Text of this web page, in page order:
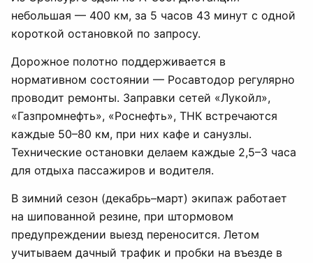
небольшая — 400 км, за 5 часов 43 минут с одной
короткой остановкой по запросу.
Дорожное полотно поддерживается в
нормативном состоянии — Росавтодор регулярно
проводит ремонты. Заправки сетей «Лукойл»,
«Газпромнефть», «Роснефть», ТНК встречаются
каждые 50–80 км, при них кафе и санузлы.
Технические остановки делаем каждые 2,5–3 часа
для отдыха пассажиров и водителя.
В зимний сезон (декабрь–март) экипаж работает
на шипованной резине, при штормовом
предупреждении выезд переносится. Летом
учитываем дачный трафик и пробки на въезде в